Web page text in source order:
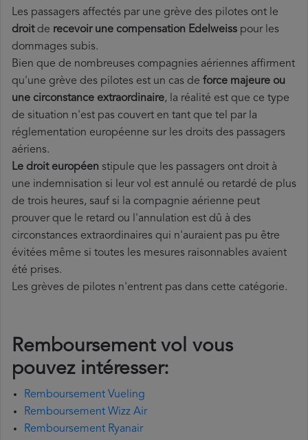
Les passagers affectés par une grève des pilotes ont le
droitde recevoir une compensation Edelweiss pour les
dommages subis.
Bien que de nombreuses compagnies aériennes affirment
qu'une grève des pilotes est un cas de force majeure ou
une circonstance extraordinaire, la réalité est que ce type
de situation n'est pas couvert en tant que tel par la
réglementation européenne sur les droits des passagers
aériens.
Le droit européen stipule que les passagers ont droit à
une indemnisation si leur vol est annulé ou retardé de plus
de trois heures, sauf si la compagnie aérienne peut
prouver que le retard ou l'annulation est dû à des
circonstances extraordinaires qui n'auraient pas pu être
évitées même si toutes les mesures raisonnables avaient
été prises.
Les grèves de pilotes n'entrent pas dans cette catégorie.
Remboursement vol vous
pouvez intéresser:
Remboursement Vueling
Remboursement Wizz Air
Remboursement Ryanair